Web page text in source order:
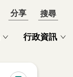
行政資訊